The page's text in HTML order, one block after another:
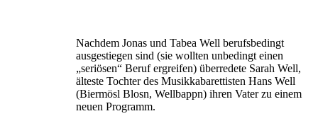
Nachdem Jonas und Tabea Well berufsbedingt
ausgestiegen sind (sie wollten unbedingt einen
„seriösen“ Beruf ergreifen) überredete Sarah Well,
älteste Tochter des Musikkabarettisten Hans Well
(Biermösl Blosn, Wellbappn) ihren Vater zu einem
neuen Programm.